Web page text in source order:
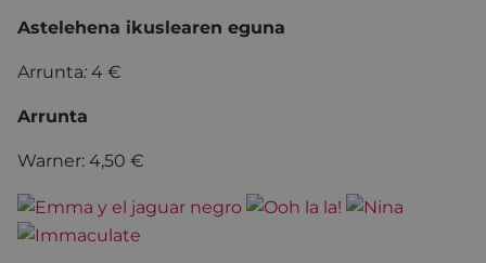
Astelehena ikuslearen eguna
Arrunta: 4 €
Arrunta
Warner: 4,50 €